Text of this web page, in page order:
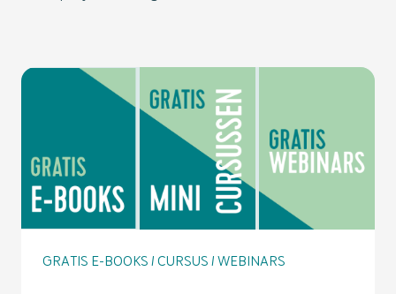
GRATIS E-BOOKS / CURSUS / WEBINARS